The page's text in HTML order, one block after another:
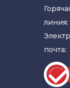
линия:
почта: